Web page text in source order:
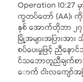
Operation 10:27
က္ခတပ်တော် (AA)၊
နှစ် အောက်တိုဘာ ၂၇
မြို့အများအပြားအ
စပ်ပေးမှုဖြင့် ညီနေ
င်သဘောတူညီချက်စာခ
ောက် ငါးလကျော်အက